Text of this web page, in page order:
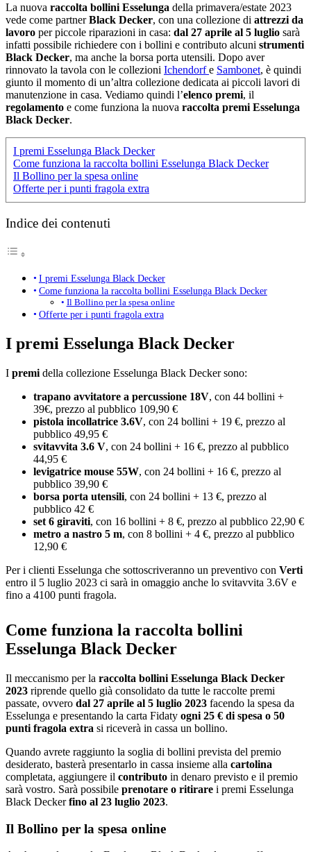
La nuova raccolta bollini Esselunga della primavera/estate 2023
vede come partnerBlack Decker, con una collezione di attrezzi da
lavoro per piccole riparazioni in casa: dal 27 aprile al 5 luglio sarà
infatti possibile richiedere con i bollini e contributo alcuni strumenti
Black Decker, ma anche la borsa porta utensili. Dopo aver
rinnovato la tavola con le collezioni Ichendorfe Sambonet, è quindi
giunto il momento di un’altra collezione dedicata ai piccoli lavori di
manutenzione in casa. Vediamo quindi l’elenco premi, il
regolamento e come funziona la nuova raccolta premi Esselunga
Black Decker.
I premi Esselunga Black Decker
Come funziona la raccolta bollini Esselunga Black Decker
Il Bollino per la spesa online
Offerte per i punti fragola extra
Indice dei contenuti
I premi Esselunga Black Decker
Come funziona la raccolta bollini Esselunga Black Decker
Il Bollino per la spesa online
Offerte per i punti fragola extra
I premi Esselunga Black Decker
I premi della collezione Esselunga Black Decker sono:
trapano avvitatore a percussione 18V, con 44 bollini +
39€, prezzo al pubblico 109,90 €
pistola incollatrice 3.6V, con 24 bollini + 19 €, prezzo al
pubblico 49,95 €
svitavvita 3.6 V, con 24 bollini + 16 €, prezzo al pubblico
44,95 €
levigatrice mouse 55W, con 24 bollini + 16 €, prezzo al
pubblico 39,90 €
borsa porta utensili, con 24 bollini + 13 €, prezzo al
pubblico 42 €
set 6 giraviti, con 16 bollini + 8 €, prezzo al pubblico 22,90 €
metro a nastro 5 m, con 8 bollini + 4 €, prezzo al pubblico
12,90 €
Per i clienti Esselunga che sottoscriveranno un preventivo con Verti
entro il 5 luglio 2023 ci sarà in omaggio anche lo svitavvita 3.6V e
fino a 4100 punti fragola.
Come funziona la raccolta bollini
Esselunga Black Decker
Il meccanismo per la raccolta bollini Esselunga Black Decker
2023 riprende quello già consolidato da tutte le raccolte premi
passate, ovvero dal 27 aprile al 5 luglio 2023 facendo la spesa da
Esselunga e presentando la carta Fidaty ogni 25 € di spesa o 50
punti fragola extra si riceverà in cassa un bollino.
Quando avrete raggiunto la soglia di bollini prevista del premio
desiderato, basterà presentarlo in cassa insieme alla cartolina
completata, aggiungere il contributo in denaro previsto e il premio
sarà vostro. Sarà possibile prenotare o ritirare i premi Esselunga
Black Deckerfino al 23 luglio 2023.
Il Bollino per la spesa online